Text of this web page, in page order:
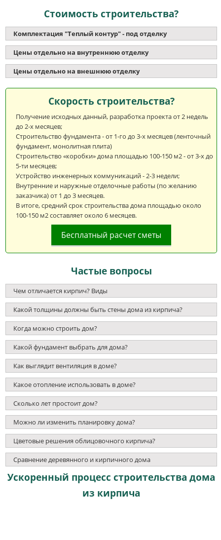
Стоимость строительства?
Комплектация "Теплый контур" - под отделку
Цены отдельно на внутреннюю отделку
Цены отдельно на внешнюю отделку
Скорость строительства?
Получение исходных данный, разработка проекта от 2 недель
до 2-х месяцев;
Строительство фундамента - от 1-го до 3-х месяцев (ленточный
фундамент, монолитная плита)
Строительство «коробки» дома площадью 100-150 м2 - от 3-х до
5-ти месяцев;
Устройство инженерных коммуникаций - 2-3 недели;
Внутренние и наружные отделочные работы (по желанию
заказчика) от 1 до 3 месяцев.
В итоге, средний срок строительства дома площадью около
100-150 м2 составляет около 6 месяцев.
Бесплатный расчет сметы
Частые вопросы
Чем отличается кирпич? Виды
Какой толщины должны быть стены дома из кирпича?
Когда можно строить дом?
Какой фундамент выбрать для дома?
Как выглядит вентиляция в доме?
Какое отопление использовать в доме?
Сколько лет простоит дом?
Можно ли изменить планировку дома?
Цветовые решения облицовочного кирпича?
Сравнение деревянного и кирпичного дома
Ускоренный процесс строительства дома
из кирпича